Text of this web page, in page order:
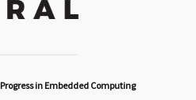
in Embedded Computing